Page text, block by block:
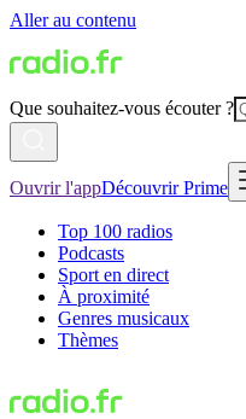
Aller au contenu
Que souhaitez-vous écouter ?
Ouvrir l'appDécouvrir Prime
Top 100 radios
Podcasts
Sport en direct
À proximité
Genres musicaux
Thèmes